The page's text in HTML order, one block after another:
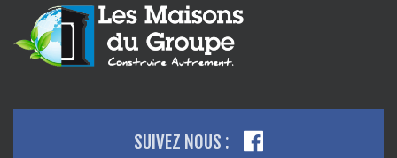
SUIVEZ NOUS :